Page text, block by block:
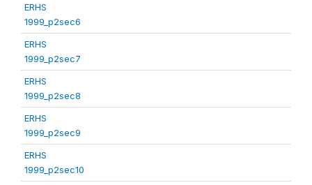
ERHS
1999_p2sec6
ERHS
1999_p2sec7
ERHS
1999_p2sec8
ERHS
1999_p2sec9
ERHS
1999_p2sec10